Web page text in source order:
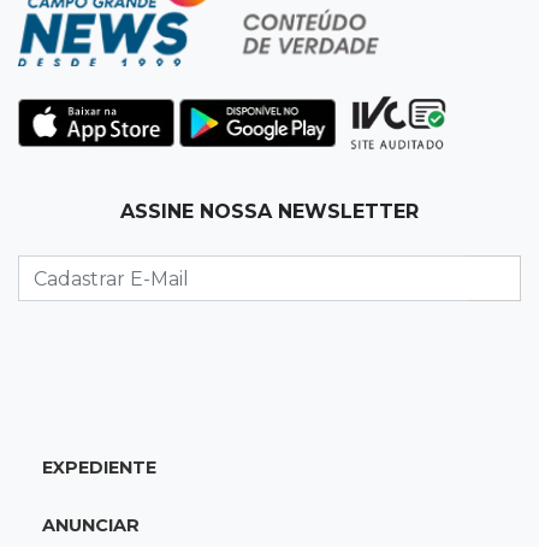
Punição de agressores de mulheres precisar
ser mais severa para 52% dos leitores
09:47Automóvel roubado
Carro atravessa avenida, destrói garagem e é
Pedestre morre atropelado durante a
madrugada no Monte Castelo
Idoso em bicicleta é atropelado por
ASSINE NOSSA NEWSLETTER
EXPEDIENTE
ANUNCIAR